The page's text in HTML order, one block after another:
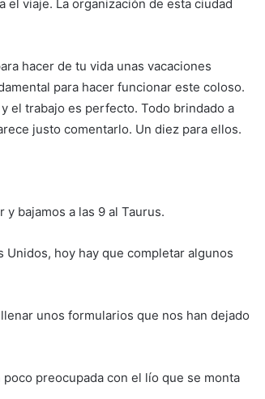
el viaje. La organización de esta ciudad
hacer de tu vida unas vacaciones
para hacer funcionar este coloso.
el trabajo es perfecto. Todo brindado a
justo comentarlo. Un diez para ellos.
bajamos a las 9 al Taurus.
Unidos, hoy hay que completar algunos
unos formularios que nos han dejado
preocupada con el lío que se monta